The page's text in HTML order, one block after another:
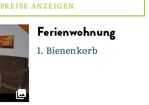
PREISE ANZEIGEN
Ferienwohnung
1. Bienenkorb